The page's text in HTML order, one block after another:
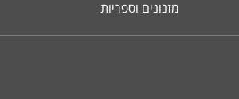
מזנונים וספריות